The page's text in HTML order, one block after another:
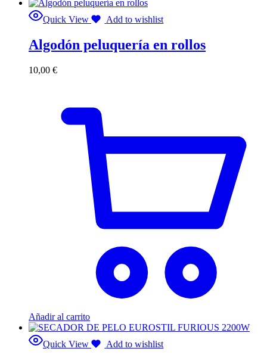
Quick View Add to wishlist
Algodón peluquería en rollos
10,00 €
Añadir al carrito
Quick View Add to wishlist